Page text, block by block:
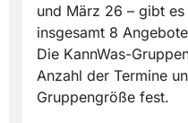
und März 26 – gibt
insgesamt 8
Die KannWas-
Anzahl der Termine
Gruppengröße fest.